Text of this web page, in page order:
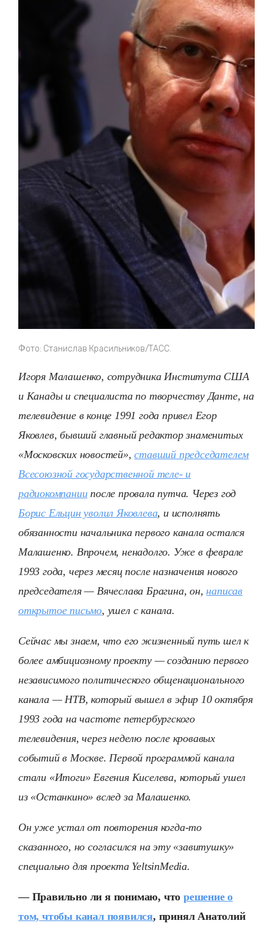
Фото: Станислав Красильников/ТАСС.
Игоря Малашенко, сотрудника Института США
и Канады и специалиста по творчеству Данте, на
телевидение в конце 1991 года привел Егор
Яковлев, бывший главный редактор знаменитых
«Московских новостей»,ставший председателем
Всесоюзной государственной теле- и
радиокомпаниипосле провала путча. Через год
Борис Ельцин уволил Яковлева, и исполнять
обязанности начальника первого канала остался
Малашенко. Впрочем, ненадолго. Уже в феврале
1993 года, через месяц после назначения нового
председателя — Вячеслава Брагина, он,написав
открытое письмо, ушел с канала.
Сейчас мы знаем, что его жизненный путь шел к
более амбициозному проекту — созданию первого
независимого политического общенационального
канала — НТВ, который вышел в эфир 10 октября
1993 года на частоте петербургского
телевидения, через неделю после кровавых
событий в Москве. Первой программой канала
стали «Итоги» Евгения Киселева, который ушел
из «Останкино» вслед за Малашенко.
Он уже устал от повторения когда-то
сказанного, но согласился на эту «завитушку»
специально для проекта YeltsinMedia.
— Правильно ли я понимаю, чторешение о
том, чтобы канал появился, принял Анатолий